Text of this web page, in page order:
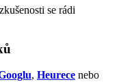
se rádi
, Heurece nebo